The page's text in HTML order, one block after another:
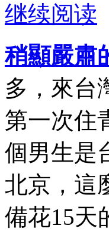
继续阅读
稍顯嚴肅
多，來台
第一次住
個男生是
北京，這
備花15天